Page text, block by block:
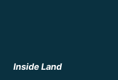
Inside Land